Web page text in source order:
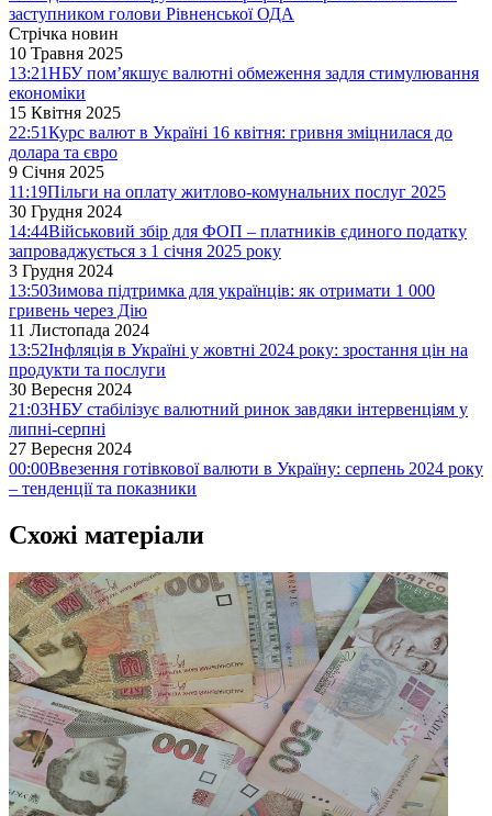
заступником голови Рівненської ОДА
Стрічка новин
10 Травня 2025
13:21НБУ пом’якшує валютні обмеження задля стимулювання
економіки
15 Квітня 2025
22:51Курс валют в Україні 16 квітня: гривня зміцнилася до
долара та євро
9 Січня 2025
11:19Пільги на оплату житлово-комунальних послуг 2025
30 Грудня 2024
14:44Військовий збір для ФОП – платників єдиного податку
запроваджується з 1 січня 2025 року
3 Грудня 2024
13:50Зимова підтримка для українців: як отримати 1 000
гривень через Дію
11 Листопада 2024
13:52Інфляція в Україні у жовтні 2024 року: зростання цін на
продукти та послуги
30 Вересня 2024
21:03НБУ стабілізує валютний ринок завдяки інтервенціям у
липні-серпні
27 Вересня 2024
00:00Ввезення готівкової валюти в Україну: серпень 2024 року
– тенденції та показники
Схожі матеріали